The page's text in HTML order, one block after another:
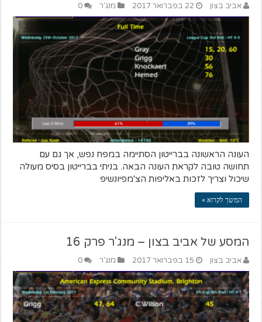
אביב בצון 22 בפברואר 2017 מנג'ר 0
העונה הראשונה בברייטון הסתיימה במפח נפש, אך גם עם
תחושה טובה לקראת העונה הבאה. בניתי בברייטון בסיס מעולה
שיכול וצריך לזכות באליפות הצ'מפיונשיפ
המשך לקרוא »
המסע של אביב בצון – מנג'ר פרק 16
אביב בצון 15 בפברואר 2017 מנג'ר 0